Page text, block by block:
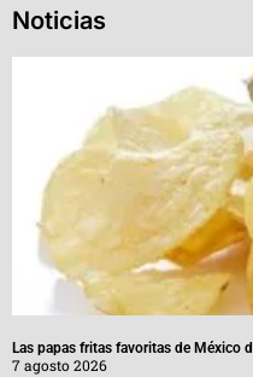
Noticias
Las papas fritas favoritas de México
7 agosto 2026